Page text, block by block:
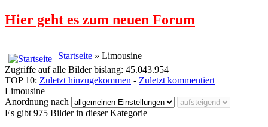
Hier geht es zum neuen Forum
Startseite » Limousine
Zugriffe auf alle Bilder bislang: 45.043.954
TOP 10: Zuletzt hinzugekommen - Zuletzt kommentiert
Limousine
Anordnung nach
Es gibt 975 Bilder in dieser Kategorie